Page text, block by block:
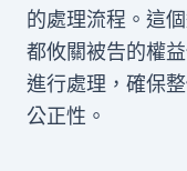
的處理流程。這
都攸關被告的權
進行處理，確保
公正性。